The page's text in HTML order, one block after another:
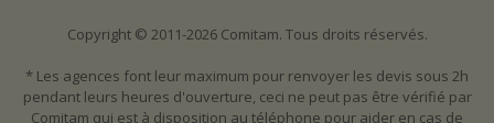
Copyright © 2011-2026 Comitam. Tous droits réservés.
* Les agences font leur maximum pour renvoyer les devis sous 2h
pendant leurs heures d'ouverture, ceci ne peut pas être vérifié par
Comitam qui est à disposition au téléphone pour aider en cas de